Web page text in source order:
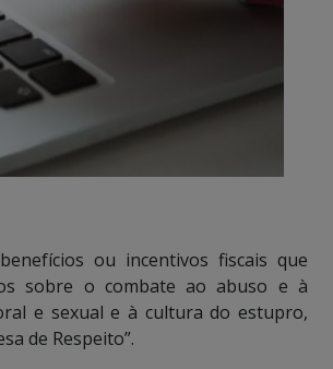
ou incentivos fiscais que
sobre o combate ao abuso e à
e sexual e à cultura do estupro,
de Respeito”.